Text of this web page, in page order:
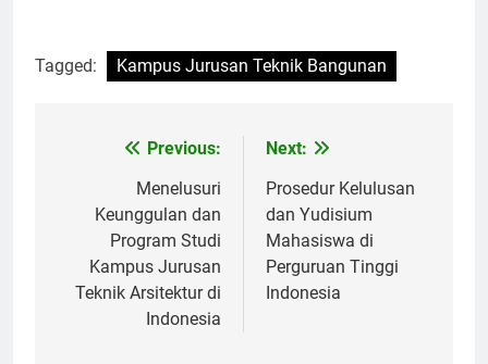
Tagged: Kampus Jurusan Teknik Bangunan
navigation
Previous:
Menelusuri
Keunggulan dan
Program Studi
Kampus Jurusan
Teknik Arsitektur di
Indonesia
Next:
Prosedur Kelulusan
dan Yudisium
Mahasiswa di
Perguruan Tinggi
Indonesia